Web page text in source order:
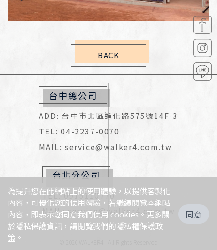
BACK
台中總公司
ADD: 台中市北區進化路575號14F-3
TEL: 04-2237-0070
MAIL: service@walker4.com.tw
台北分公司
TEL: 0915110770
MAIL: service@walker4.com.tw
為提升您在此網站上的使用體驗，以提供客製化
內容，可優化您的使用體驗，若繼續閱覽本網站
內容，即表示您同意我們使用 cookies。更多關
於隱私保護資訊，請閱覽我們的隱私權保護政
策 。
同意